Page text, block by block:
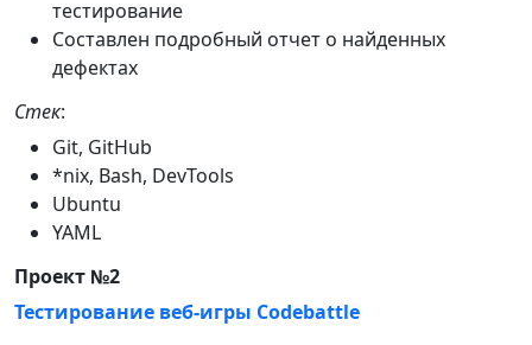
тестирование
Составлен подробный отчет о найденных
дефектах
Стек:
Git, GitHub
*nix, Bash, DevTools
Ubuntu
YAML
Проект №2
Тестирование веб-игры Codebattle